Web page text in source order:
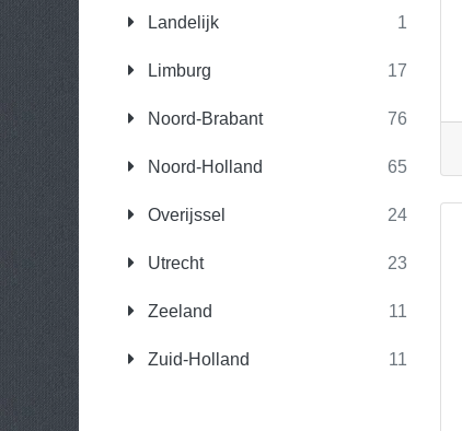
Landelijk 1
Limburg 17
Noord-Brabant 76
Noord-Holland 65
Overijssel 24
Utrecht 23
Zeeland 11
Zuid-Holland 11